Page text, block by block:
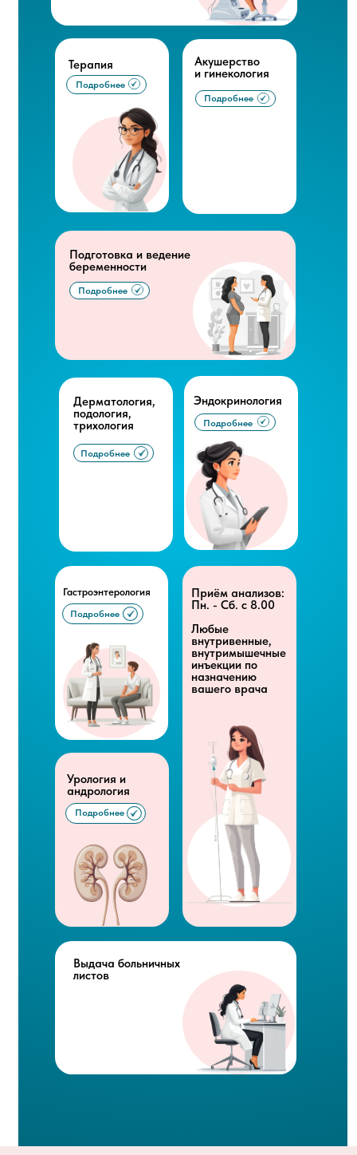
Подготовка и ведение
беременности
Терапия
Акушерство
и гинекология
Эндокринология
Урология и
андрология
Гастроэнтерология
Подготовка и ведение
беременности
Дерматология,
подология,
трихология
Выдача больничных
листов
Приём анализов:
Пн. - Сб. с 8.00
Любые
внутривенные,
внутримышечные
инъекции по
назначению
вашего врача
Подробнее
Подробнее
Подробнее
Подробнее
Подробнее
Подробнее
Подробнее